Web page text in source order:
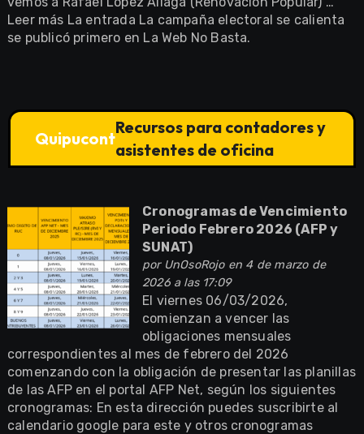
Leer más La entrada La campaña electoral se calienta
se publicó primero en La Web No Basta.
Quipucont
Recursos para contadores y
asistentes de oficina
Cronogramas de Vencimiento
Periodo Febrero 2026 (AFP y
SUNAT)
por UnOsoRojoen 4 de marzo de
2026 a las 17:09
El viernes 06/03/2026,
comienzan a vencer las
obligaciones mensuales
correspondientes al mes de febrero del 2026
comenzando con la obligación de presentar las planillas
de las AFP en el portal AFP Net, según los siguientes
cronogramas: En esta dirección puedes suscribirte al
calendario google para este y otros cronogramas